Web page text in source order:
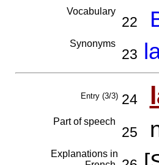
Vocabulary
22
Synonyms
23
Entry (3/3) 24
Part of speech
25
Explanations in